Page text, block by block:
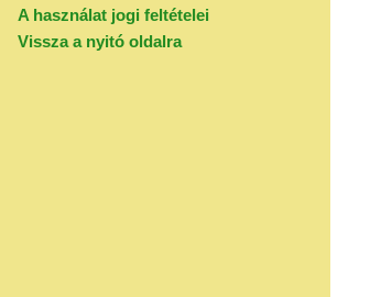
A használat jogi feltételei
Vissza a nyitó oldalra